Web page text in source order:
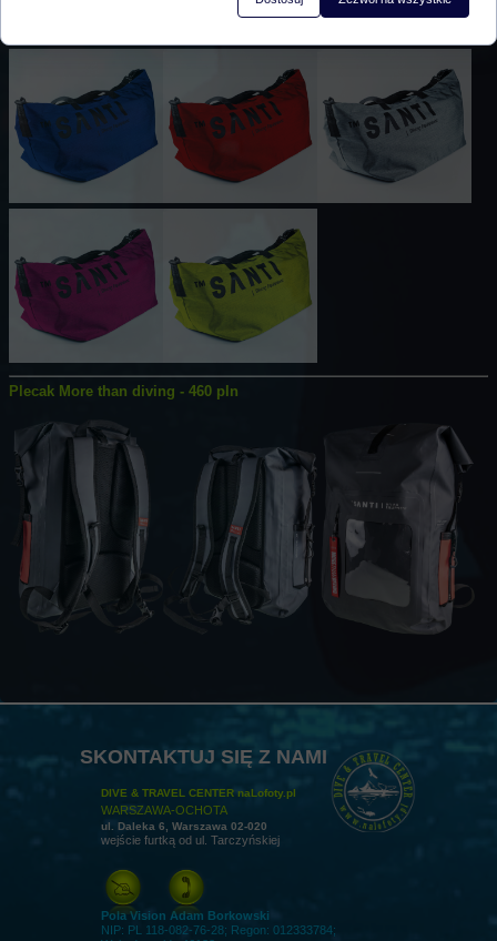
TORBA CARRIE - 259 PLN
Plecak More than diving - 460 pln
DIVE & TRAVEL CENTER naLofoty.pl
WARSZAWA-OCHOTA
ul. Daleka 6, Warszawa 02-020
wejście furtką od ul. Tarczyńskiej
Pola Vision Adam Borkowski
NIP: PL 118-082-76-28; Regon: 012333784;
SKONTAKTUJ SIĘ Z NAMI